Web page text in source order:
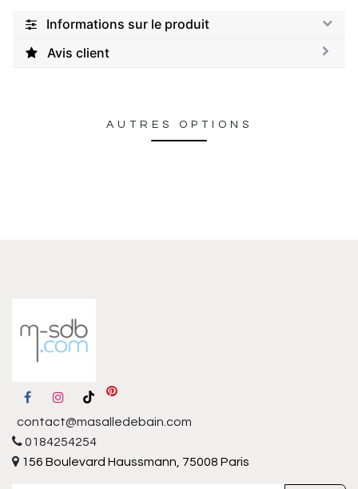
Informations sur le produit
Avis client
AUTRES OPTIONS
contact@masalledebain.com
0184254254
156 Boulevard Haussmann, 75008 Paris